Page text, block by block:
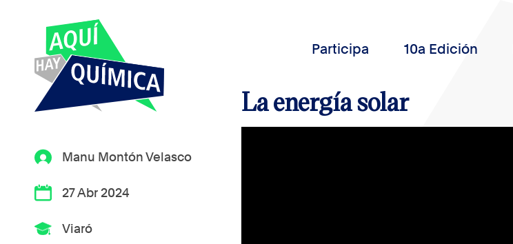
Participa 10a Edición
Manu Montón Velasco
27 Abr 2024
Viaró
La energía solar